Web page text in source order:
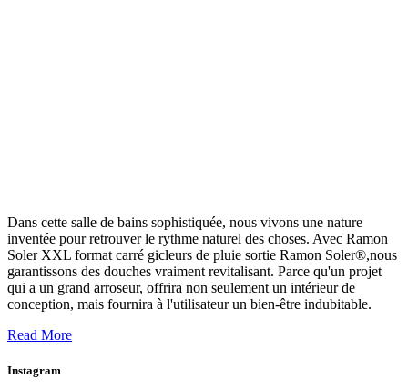
Dans cette salle de bains sophistiquée, nous vivons une nature
inventée pour retrouver le rythme naturel des choses. Avec Ramon
Soler XXL format carré gicleurs de pluie sortie Ramon Soler®,nous
garantissons des douches vraiment revitalisant. Parce qu'un projet
qui a un grand arroseur, offrira non seulement un intérieur de
conception, mais fournira à l'utilisateur un bien-être indubitable.
Read More
Instagram